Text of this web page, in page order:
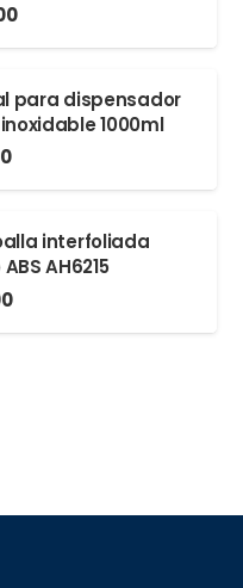
para dispensador
1000ml
interfoliada
AH6215